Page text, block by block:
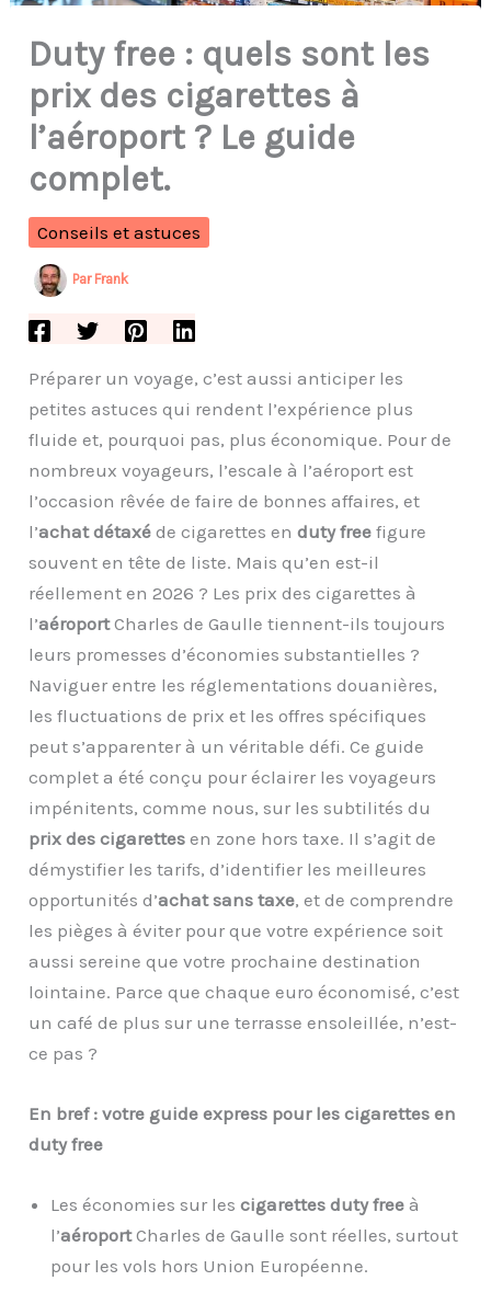
Duty free : quels sont les
prix des cigarettes à
l’aéroport ? Le guide
complet.
Conseils et astuces
Par Frank
Préparer un voyage, c’est aussi anticiper les
petites astuces qui rendent l’expérience plus
fluide et, pourquoi pas, plus économique. Pour de
nombreux voyageurs, l’escale à l’aéroport est
l’occasion rêvée de faire de bonnes affaires, et
l’achat détaxé de cigarettes enduty free figure
souvent en tête de liste. Mais qu’en est-il
réellement en 2026 ? Les prix des cigarettes à
l’aéroportCharles de Gaulle tiennent-ils toujours
leurs promesses d’économies substantielles ?
Naviguer entre les réglementations douanières,
les fluctuations de prix et les offres spécifiques
peut s’apparenter à un véritable défi. Ce guide
complet a été conçu pour éclairer les voyageurs
impénitents, comme nous, sur les subtilités du
prix des cigarettes en zone hors taxe. Il s’agit de
démystifier les tarifs, d’identifier les meilleures
opportunités d’achat sans taxe, et de comprendre
les pièges à éviter pour que votre expérience soit
aussi sereine que votre prochaine destination
lointaine. Parce que chaque euro économisé, c’est
un café de plus sur une terrasse ensoleillée, n’est-
ce pas ?
En bref : votre guide express pour les cigarettes en
duty free
Les économies sur lescigarettes duty free à
l’aéroportCharles de Gaulle sont réelles, surtout
pour les vols hors Union Européenne.